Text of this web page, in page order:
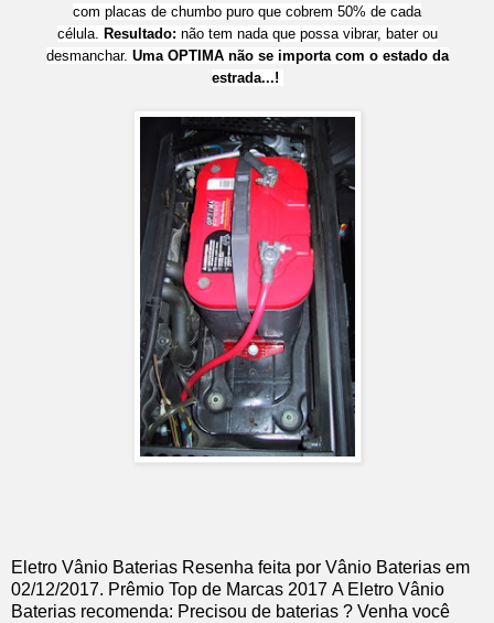
com placas de chumbo puro que cobrem 50% de cada
célula.
Resultado: não tem nada que possa vibrar, bater ou
desmanchar. Uma OPTIMA não se importa com o estado da
estrada...!
Eletro Vânio Baterias Resenha feita por Vânio Baterias em
02/12/2017. Prêmio Top de Marcas 2017 A Eletro Vânio
Baterias recomenda: Precisou de baterias ? Venha você